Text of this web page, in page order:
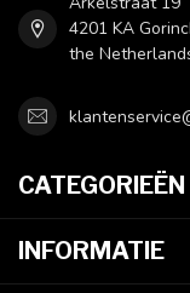
4201 KA
the
CATEGORIEËN
INFORMATIE